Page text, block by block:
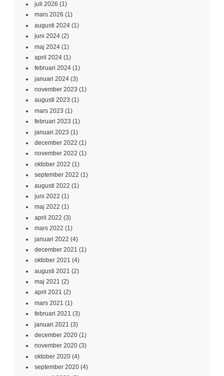
juli 2026 (1)
mars 2026 (1)
augusti 2024 (1)
juni 2024 (2)
maj 2024 (1)
april 2024 (1)
februari 2024 (1)
januari 2024 (3)
november 2023 (1)
augusti 2023 (1)
mars 2023 (1)
februari 2023 (1)
januari 2023 (1)
december 2022 (1)
november 2022 (1)
oktober 2022 (1)
september 2022 (1)
augusti 2022 (1)
juni 2022 (1)
maj 2022 (1)
april 2022 (3)
mars 2022 (1)
januari 2022 (4)
december 2021 (1)
oktober 2021 (4)
augusti 2021 (2)
maj 2021 (2)
april 2021 (2)
mars 2021 (1)
februari 2021 (3)
januari 2021 (3)
december 2020 (1)
november 2020 (3)
oktober 2020 (4)
september 2020 (4)